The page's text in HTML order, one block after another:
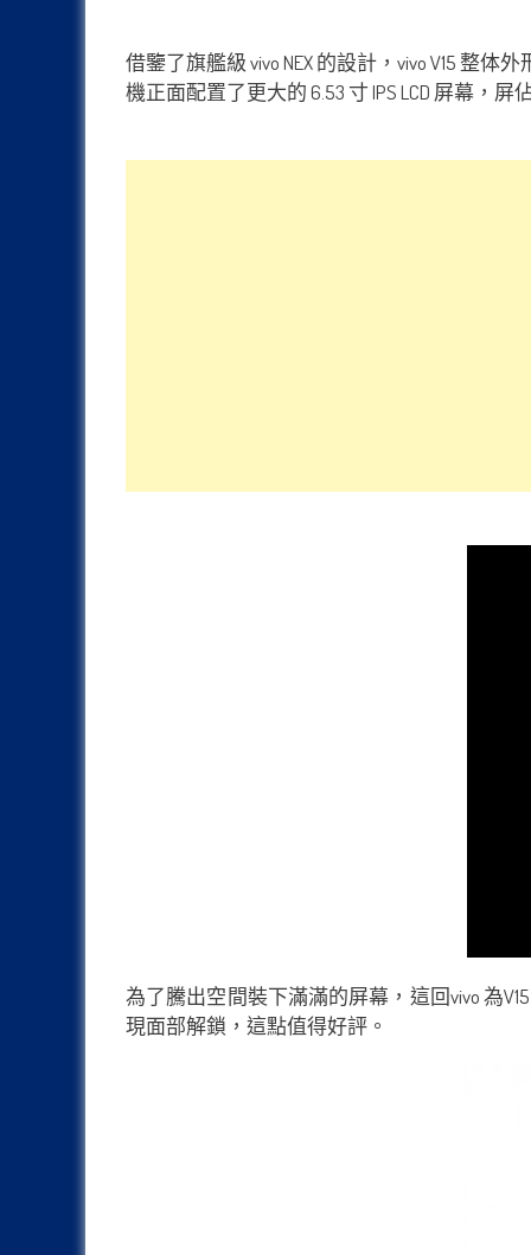
借鑒了旗艦級 vivo NEX 的設計，vivo V15 整
機正面配置了更大的 6.53 寸 IPS LCD 屏幕，
為了騰出空間裝下滿滿的屏幕，這回vivo 為
現面部解鎖，這點值得好評。